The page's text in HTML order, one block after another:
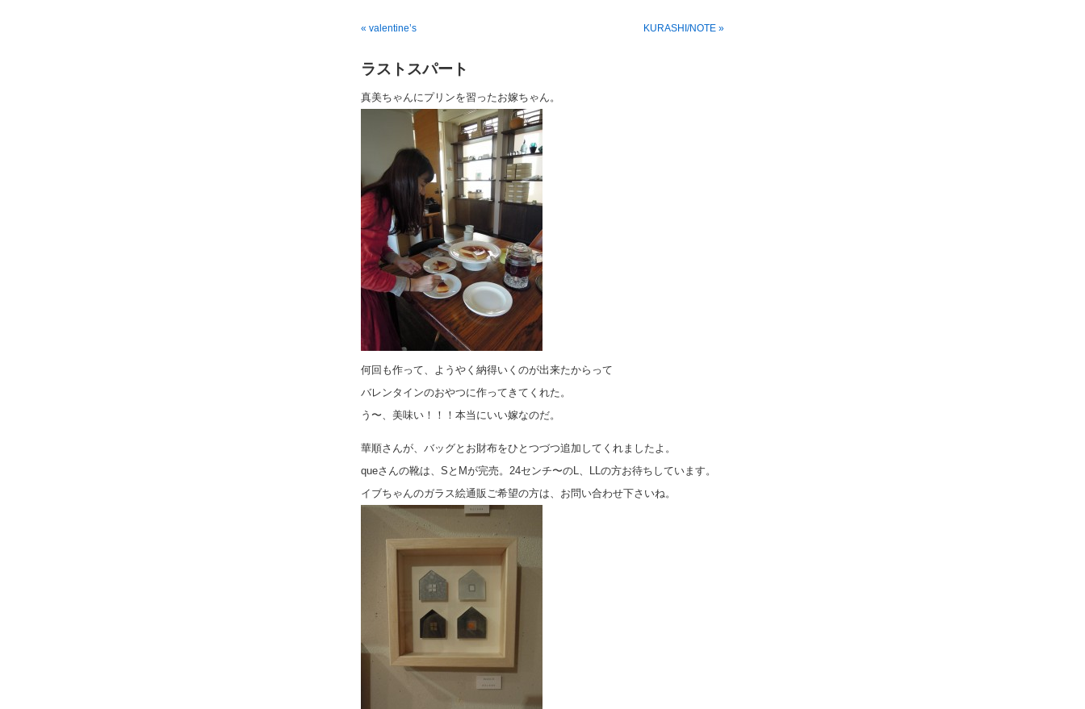
« valentine’s KURASHI/NOTE »
ラストスパート
真美ちゃんにプリンを習ったお嫁ちゃん。
何回も作って、ようやく納得いくのが出来たからって
バレンタインのおやつに作ってきてくれた。
う〜、美味い！！！本当にいい嫁なのだ。
華順さんが、バッグとお財布をひとつづつ追加してくれましたよ。
queさんの靴は、SとMが完売。24センチ〜のL、LLの方お待ちしています。
イブちゃんのガラス絵通販ご希望の方は、お問い合わせ下さいね。